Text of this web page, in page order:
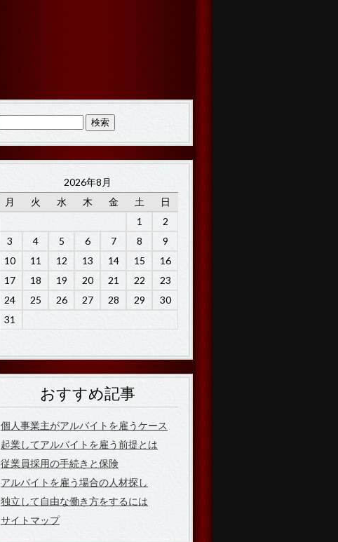
2026年8月
月
火 水 木 金 土
日
1
2
3
4 5 6 7 8
9
10
11 12 13 14 15
16
17
18 19 20 21 22
23
24
25 26 27 28 29
30
31
おすすめ記事
個人事業主がアルバイトを雇うケース
起業してアルバイトを雇う前提とは
従業員採用の手続きと保険
アルバイトを雇う場合の人材探し
独立して自由な働き方をするには
サイトマップ